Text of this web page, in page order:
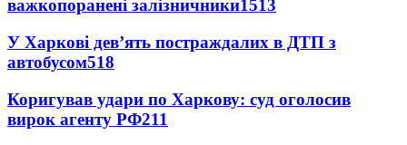
важкопоранені залізничники1513
У Харкові дев’ять постраждалих в ДТП з
автобусом518
Коригував удари по Харкову: суд оголосив
вирок агенту РФ211